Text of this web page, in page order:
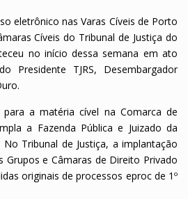
eletrônico nas Varas Cíveis de Porto
Cíveis do Tribunal de Justiça do
no início dessa semana em ato
Presidente TJRS, Desembargador
a matéria cível na Comarca de
a Fazenda Pública e Juizado da
No Tribunal de Justiça, a implantação
Grupos e Câmaras de Direito Privado
originais de processos eproc de 1º